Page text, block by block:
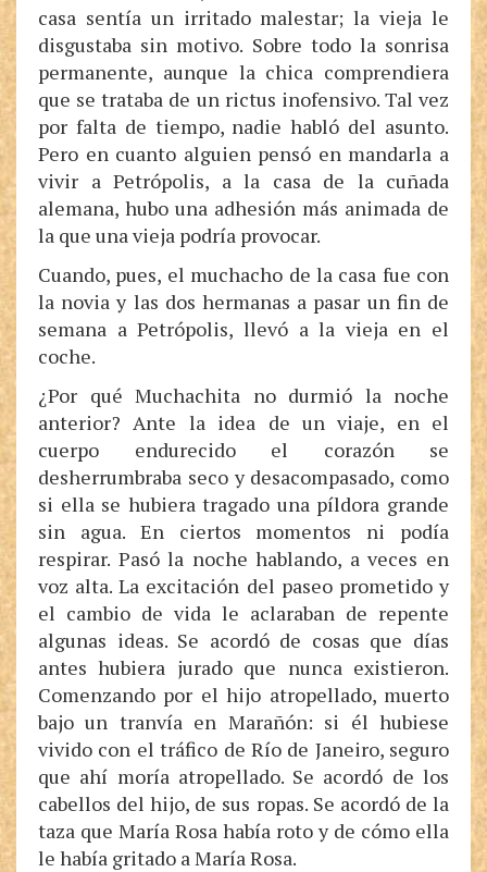
casa sentía un irritado malestar; la vieja le
disgustaba sin motivo. Sobre todo la sonrisa
permanente, aunque la chica comprendiera
que se trataba de un rictus inofensivo. Tal vez
por falta de tiempo, nadie habló del asunto.
Pero en cuanto alguien pensó en mandarla a
vivir a Petrópolis, a la casa de la cuñada
alemana, hubo una adhesión más animada de
la que una vieja podría provocar.
Cuando, pues, el muchacho de la casa fue con
la novia y las dos hermanas a pasar un fin de
semana a Petrópolis, llevó a la vieja en el
coche.
¿Por qué Muchachita no durmió la noche
anterior? Ante la idea de un viaje, en el
cuerpo endurecido el corazón se
desherrumbraba seco y desacompasado, como
si ella se hubiera tragado una píldora grande
sin agua. En ciertos momentos ni podía
respirar. Pasó la noche hablando, a veces en
voz alta. La excitación del paseo prometido y
el cambio de vida le aclaraban de repente
algunas ideas. Se acordó de cosas que días
antes hubiera jurado que nunca existieron.
Comenzando por el hijo atropellado, muerto
bajo un tranvía en Marañón: si él hubiese
vivido con el tráfico de Río de Janeiro, seguro
que ahí moría atropellado. Se acordó de los
cabellos del hijo, de sus ropas. Se acordó de la
taza que María Rosa había roto y de cómo ella
le había gritado a María Rosa.